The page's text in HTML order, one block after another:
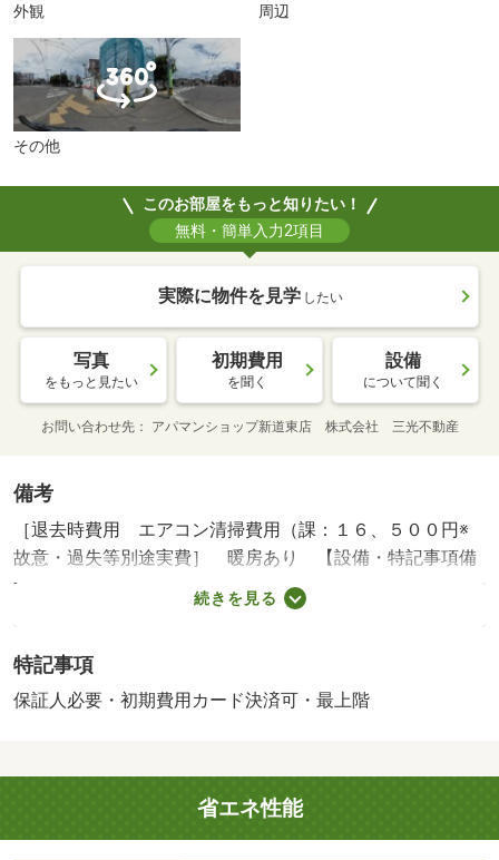
外観 周辺
その他
このお部屋をもっと知りたい！
無料・簡単入力2項目
実際に物件を見学 したい
写真
をもっと見たい
初期費用
を聞く
設備
について聞く
お問い合わせ先 アパマンショップ新道東店 株式会社 三光不動産
備考
［退去時費用 エアコン清掃費用（課：１６、５００円※
故意・過失等別途実費］ 暖房あり 【設備・特記事項備
考】ペット不可・専用バス・専用トイレ・ルームシェア不
可/火災保険料／ハウスクリーニング（課税対象） 47700
続きを見る
特記事項
保証人必要・初期費用カード決済可・最上階
省エネ性能